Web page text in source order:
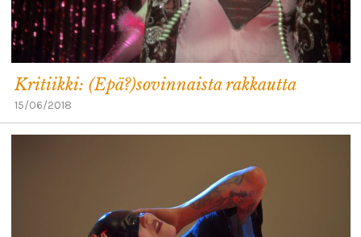
Kritiikki: (Epä?)sovinnaista rakkautta
15/06/2018